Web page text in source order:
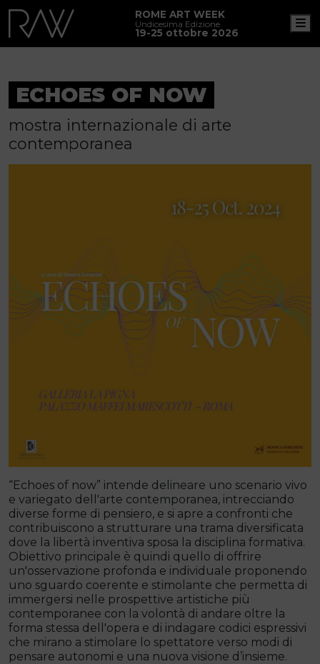
ROME ART WEEK
Undicesima Edizione
19-25 ottobre 2026
ECHOES OF NOW
mostra internazionale di arte
contemporanea
“Echoes of now” intende delineare uno scenario vivo
e variegato dell'arte contemporanea, intrecciando
diverse forme di pensiero, e si apre a confronti che
contribuiscono a strutturare una trama diversificata
dove la libertà inventiva sposa la disciplina formativa.
Obiettivo principale è quindi quello di offrire
un'osservazione profonda e individuale proponendo
uno sguardo coerente e stimolante che permetta di
immergersi nelle prospettive artistiche più
contemporanee con la volontà di andare oltre la
forma stessa dell'opera e di indagare codici espressivi
che mirano a stimolare lo spettatore verso modi di
pensare autonomi e una nuova visione d’insieme.